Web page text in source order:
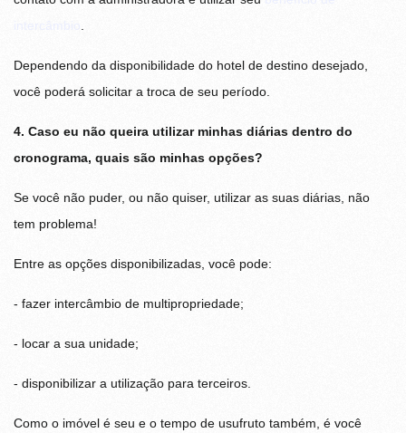
.
Dependendo da disponibilidade do hotel de destino desejado,
você poderá solicitar a troca de seu período.
4. Caso eu não queira utilizar minhas diárias dentro do
cronograma, quais são minhas opções?
Se você não puder, ou não quiser, utilizar as suas diárias, não
tem problema!
Entre as opções disponibilizadas, você pode:
- fazer intercâmbio de multipropriedade;
- locar a sua unidade;
- disponibilizar a utilização para terceiros.
Como o imóvel é seu e o tempo de usufruto também, é você